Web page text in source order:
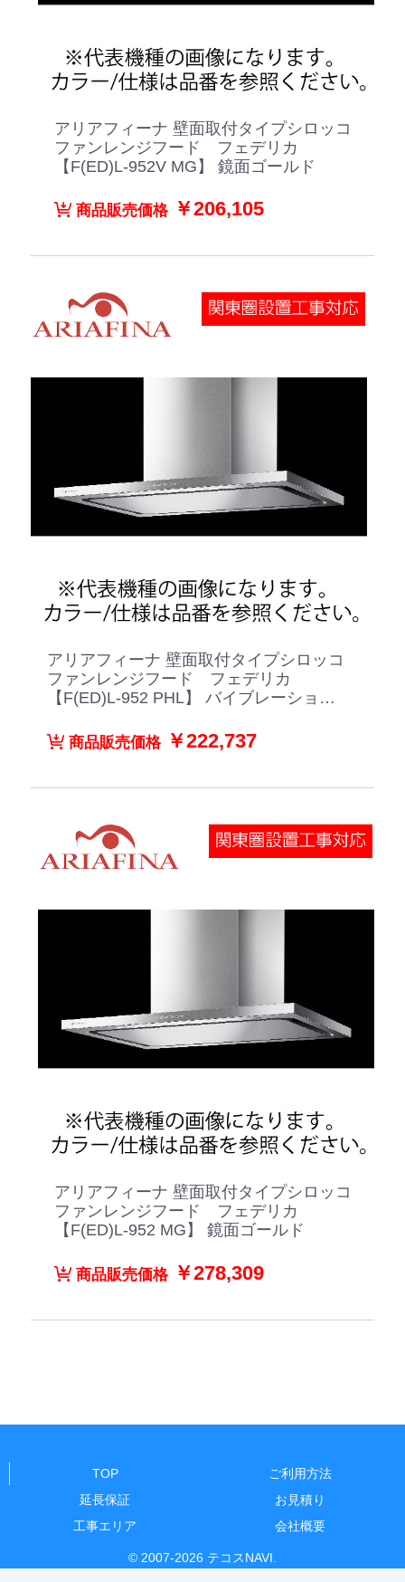
アリアフィーナ 壁面取付タイプシロッコ
ファンレンジフード フェデリカ
【F(ED)L-952V MG】 鏡面ゴールド
商品販売価格￥206,105
アリアフィーナ 壁面取付タイプシロッコ
ファンレンジフード フェデリカ
【F(ED)L-952 PHL】 バイブレーション
商品販売価格￥222,737
アリアフィーナ 壁面取付タイプシロッコ
ファンレンジフード フェデリカ
【F(ED)L-952 MG】 鏡面ゴールド
商品販売価格￥278,309
TOP
ご利用方法
延長保証
お見積り
工事エリア
会社概要
© 2007-2026 テコスNAVI.